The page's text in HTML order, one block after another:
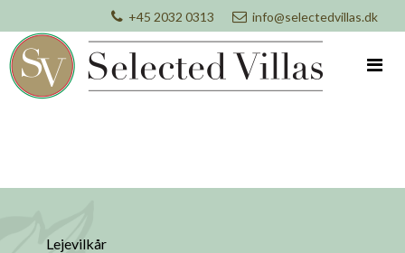
+45 2032 0313 info@selectedvillas.dk
Lejevilkår